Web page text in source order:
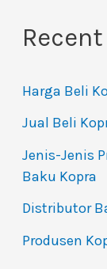
Harga Beli
Jual Beli
Jenis-Jenis
Baku Kopra
Distributor
Produsen